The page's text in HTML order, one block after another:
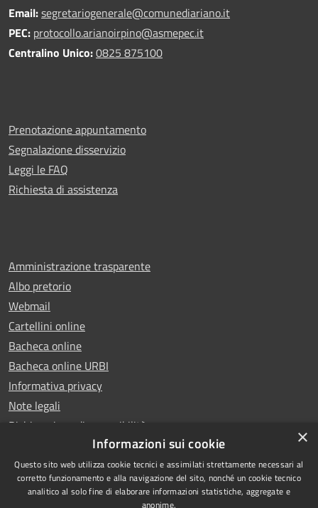
Email:segretariogenerale@comunediariano.it
PEC: protocollo.arianoirpino@asmepec.it
Centralino Unico:0825 875100
Prenotazione appuntamento
Segnalazione disservizio
Leggi le FAQ
Richiesta di assistenza
Amministrazione trasparente
Albo pretorio
Webmail
Cartellini online
Bacheca online
Bacheca online URBI
Informativa privacy
Note legali
Dichiarazione di accessibilità
RSS Copyright © 2025 Comune di
×
Informazioni sui cookie
Questo sito web utilizza cookie tecnici e assimilati strettamente necessari al
corretto funzionamento e alla navigazione del sito, nonché un cookie tecnico
analitico al solo fine di elaborare informazioni statistiche, aggregate e
anonime.